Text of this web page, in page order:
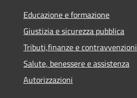
Educazione e formazione
Giustizia e sicurezza pubblica
Tributi,finanze e contravvenzioni
Salute, benessere e assistenza
Autorizzazioni